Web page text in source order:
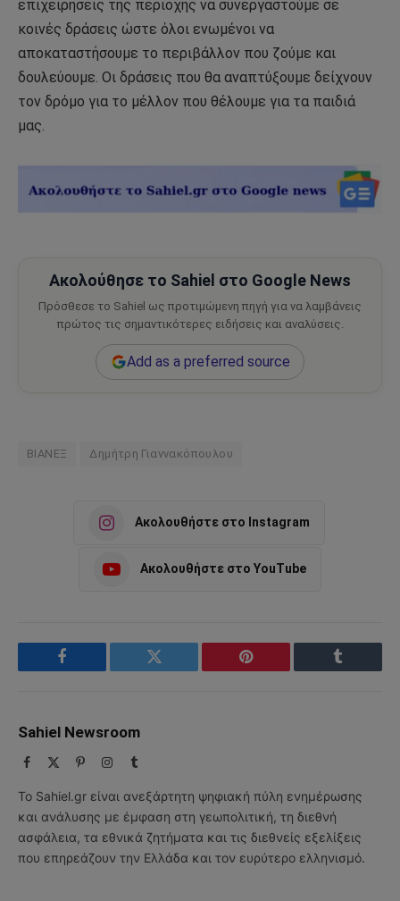
επιχειρήσεις της περιοχής να συνεργαστούμε σε
κοινές δράσεις ώστε όλοι ενωμένοι να
αποκαταστήσουμε το περιβάλλον που ζούμε και
δουλεύουμε. Οι δράσεις που θα αναπτύξουμε δείχνουν
τον δρόμο για το μέλλον που θέλουμε για τα παιδιά
μας.
Ακολούθησε το Sahiel στο Google News
Πρόσθεσε το Sahiel ως προτιμώμενη πηγή για να λαμβάνεις
πρώτος τις σημαντικότερες ειδήσεις και αναλύσεις.
Add as a preferred source
BIANEΞ Δημήτρη Γιαννακόπουλου
Ακολουθήστε στο Instagram
Ακολουθήστε στο YouTube
Facebook Twitter Pinterest Tumblr
Sahiel Newsroom
Facebook PinterestInstagram
Tumblr
Το Sahiel.gr είναι ανεξάρτητη ψηφιακή πύλη ενημέρωσης
και ανάλυσης με έμφαση στη γεωπολιτική, τη διεθνή
ασφάλεια, τα εθνικά ζητήματα και τις διεθνείς εξελίξεις
που επηρεάζουν την Ελλάδα και τον ευρύτερο ελληνισμό.